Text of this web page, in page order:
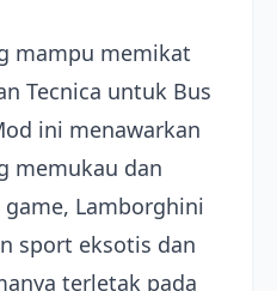
mampu memikat
Tecnica untuk Bus
ini menawarkan
memukau dan
Lamborghini
sport eksotis dan
terletak pada